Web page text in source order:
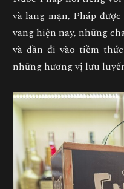
và lãng mạn, Pháp
vang hiện nay, những
và dần đi vào tiềm
những hương vị lưu